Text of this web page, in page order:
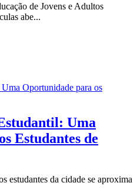
de Jovens e Adultos
abe...
Uma
Estudantes de
estudantes da cidade se aproxima